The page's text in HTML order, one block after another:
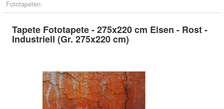
Fototapeten
Tapete Fototapete - 275x220 cm Eisen - Rost -
Industriell (Gr. 275x220 cm)